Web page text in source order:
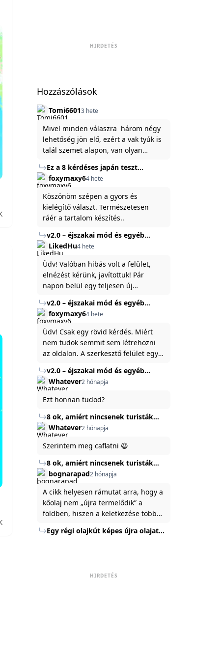
HIRDETÉS
Hozzászólások
Tomi66013 hete
Mivel minden válaszra három négy
lehetőség jön elő, ezért a vak tyúk is
talál szemet alapon, van olyan
Ez a 8 kérdéses japán teszt
hibátlanul feltárja az igazságot
rólad
foxymaxy64 hete
Köszönöm szépen a gyors és
kielégítő választ. Természetesen
ráér a tartalom készítés..
v2.0 – éjszakai mód és egyéb
fejlesztések
LikedHu4 hete
Üdv! Valóban hibás volt a felület,
elnézést kérünk, javítottuk! Pár
napon belül egy teljesen új
weboldal legújabb, 3.0-ás verzióját,
és vélhetően ez zavart be kicsit.Egy
baráti megjegyzés: ha nem fontos
és tud várni néhány napot a
tartalom, amit készíteni
szeretnél, inkább várj néhány napot,
mert ég és föld lesz a különbség a
jelenlegi rendszer és az új között -
legfőképpen egyébként épp
tartalomkészítési szempontból! :)
v2.0 – éjszakai mód és egyéb
fejlesztések
foxymaxy64 hete
Üdv! Csak egy rövid kérdés. Miért
nem tudok semmit sem létrehozni
az oldalon. A szerkesztő felület egy
Köszönöm ha válaszoltok.
v2.0 – éjszakai mód és egyéb
fejlesztések
Whatever2 hónapja
Ezt honnan tudod?
8 ok, amiért nincsenek turisták
Törökország Fekete-tenger felőli
partján
Whatever2 hónapja
Szerintem meg caflatni 😆
8 ok, amiért nincsenek turisták
Törökország Fekete-tenger felőli
partján
bognarapad2 hónapja
A cikk helyesen rámutat arra, hogy a
kőolaj nem „újra termelődik” a
földben, hiszen a keletkezése több
Energiaügyi Minisztériuma szerint a
nyomáskülönbség kiegyenlítődik,
Egy régi olajkút képes újra olajat
HIRDETÉS